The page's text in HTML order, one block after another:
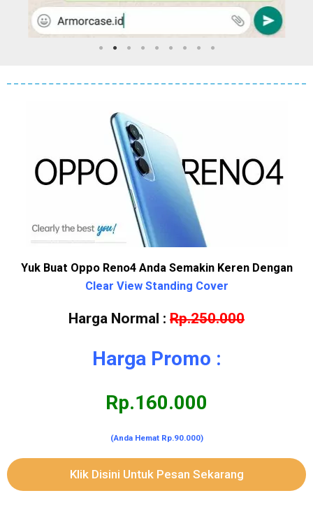
Yuk Buat Oppo Reno4 Anda Semakin Keren Dengan
Clear View Standing Cover
Harga Normal : Rp.250.000
Harga Promo :
Rp.160.000
(Anda Hemat Rp.90.000)
Klik Disini Untuk Pesan Sekarang